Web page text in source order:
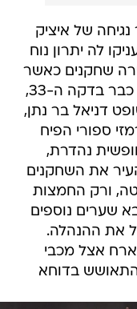
של איציק
לה יתרון נוח
שחקנים כאשר
סארי פלאח ספג כרטיס צהוב שני כבר בדקה ה-33,
דניאל בר נתן,
ספורי הפיח
נהדרת,
את השחקנים
ורק החמצות
שערים נוספים
את ההנהלה.
אצל מכבי
בדוחא